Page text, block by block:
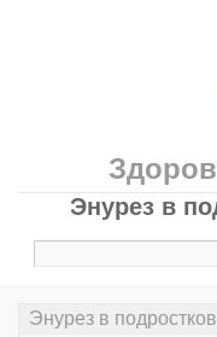
Энурез в
Энурез в